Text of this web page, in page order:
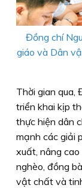
Đồng chí
giáo và Dân
Thời gian qua,
triển khai kịp
thực hiện dân
mạnh các giải
xuất, nâng
nghèo, đồng
vật chất và